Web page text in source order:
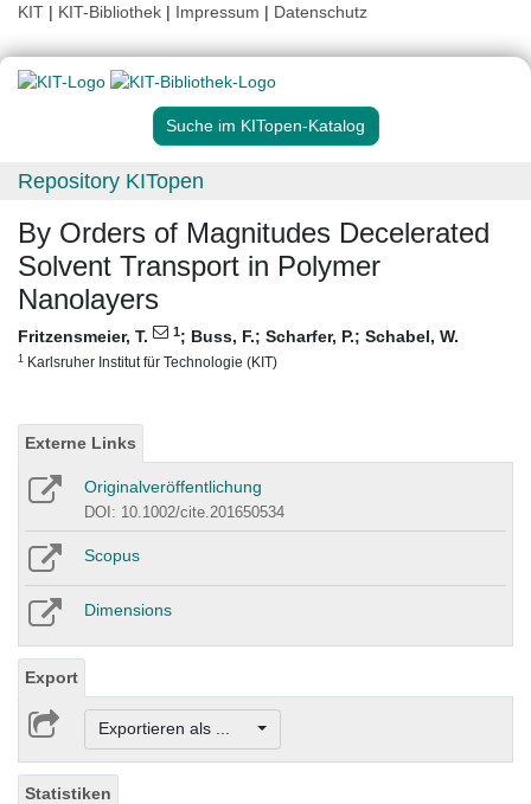
KIT | KIT-Bibliothek | Impressum | Datenschutz
Suche im KITopen-Katalog
Repository KITopen
By Orders of Magnitudes Decelerated
Solvent Transport in Polymer
Nanolayers
Fritzensmeier, T. 1; Buss, F.; Scharfer, P.; Schabel, W.
1 Karlsruher Institut für Technologie (KIT)
Externe Links
Originalveröffentlichung
DOI: 10.1002/cite.201650534
Scopus
Dimensions
Export
Exportieren als ...
Statistiken